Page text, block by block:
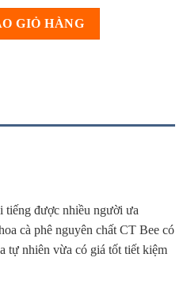
Phê Nguyên Chất Gia Lai Không
GIỎ HÀNG
tiếng được nhiều người ưa
cà phê nguyên chất CT Bee có
tự nhiên vừa có giá tốt tiết kiệm